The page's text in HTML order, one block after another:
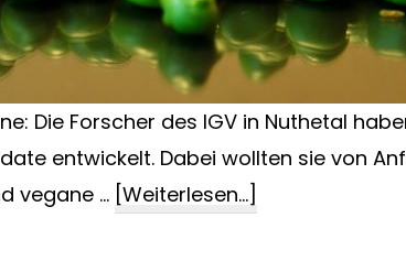
Die Forscher des IGV in Nuthetal
entwickelt. Dabei wollten sie von
vegane … [Weiterlesen...]